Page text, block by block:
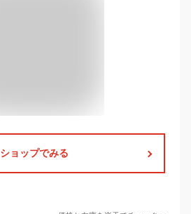
ショップでみる